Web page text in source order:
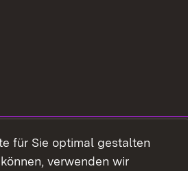
für Sie optimal gestalten
verwenden wir